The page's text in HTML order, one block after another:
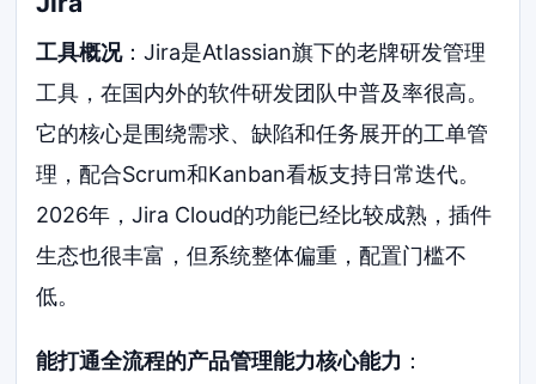
工具概况：Jira是Atlassian旗下的老牌研发管理
工具，在国内外的软件研发团队中普及率很高。
它的核心是围绕需求、缺陷和任务展开的工单管
理，配合Scrum和Kanban看板支持日常迭代。
2026年，Jira Cloud的功能已经比较成熟，插件
生态也很丰富，但系统整体偏重，配置门槛不
低。
能打通全流程的产品管理能力核心能力 ：